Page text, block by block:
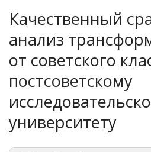
Качественный
анализ
от советского
постсоветскому
университету